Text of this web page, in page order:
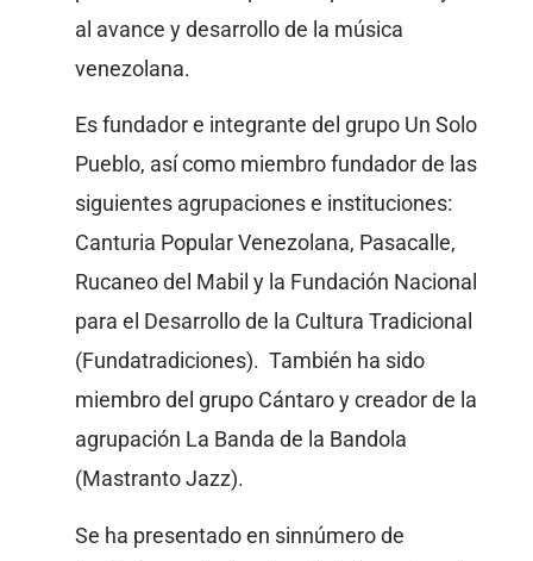
al avance y desarrollo de la música
venezolana.
Es fundador e integrante del grupo Un Solo
Pueblo, así como miembro fundador de las
siguientes agrupaciones e instituciones:
Canturia Popular Venezolana, Pasacalle,
Rucaneo del Mabil y la Fundación Nacional
para el Desarrollo de la Cultura Tradicional
(Fundatradiciones). También ha sido
miembro del grupo Cántaro y creador de la
agrupación La Banda de la Bandola
(Mastranto Jazz).
Se ha presentado en sinnúmero de